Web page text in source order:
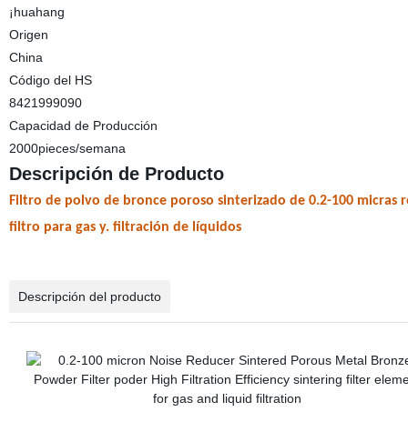
¡huahang
Origen
China
Código del HS
8421999090
Capacidad de Producción
2000pieces/semana
Descripción de Producto
Filtro de polvo de bronce poroso sinterizado de 0.2-100
filtro para gas y. filtración de líquidos
Descripción del producto